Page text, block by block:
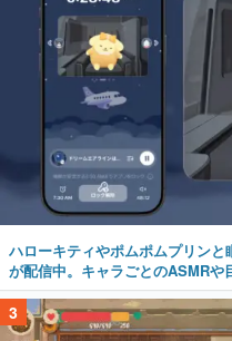
ハローキティやポムポムプリンと
が配信中。キャラごとのASMRや
3